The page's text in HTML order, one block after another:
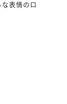
表情のロ